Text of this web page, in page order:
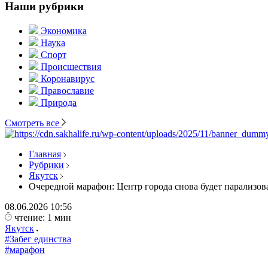
Наши рубрики
Экономика
Наука
Спорт
Происшествия
Коронавирус
Православие
Природа
Смотреть все
Главная
Рубрики
Якутск
Очередной марафон: Центр города снова будет
08.06.2026 10:56
чтение: 1 мин
Якутск
#Забег единства
#марафон